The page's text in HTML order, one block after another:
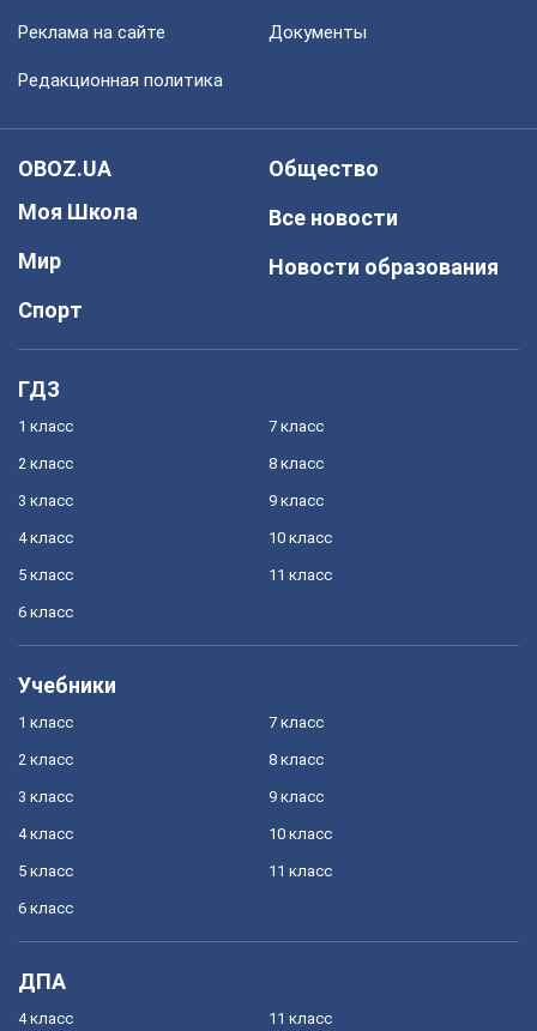
Реклама на сайте Документы
Редакционная политика
OBOZ.UA
Моя Школа
Мир
Спорт
Общество
Все новости
Новости образования
ГДЗ
1 класс
2 класс
3 класс
4 класс
5 класс
6 класс
7 класс
8 класс
9 класс
10 класс
11 класс
Учебники
1 класс
2 класс
3 класс
4 класс
5 класс
6 класс
7 класс
8 класс
9 класс
10 класс
11 класс
ДПА
4 класс 11 класс